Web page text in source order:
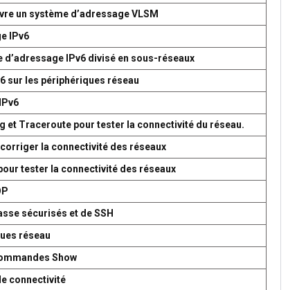
un système d’adressage VLSM
IPv6
IPv6 divisé en sous-réseaux
sur les périphériques réseau
et Traceroute pour tester la connectivité du réseau.
la connectivité des réseaux
tester la connectivité des réseaux
sécurisés et de SSH
réseau
Show
connectivité